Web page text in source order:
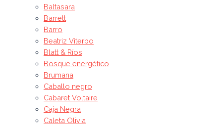
Baltasara
Barrett
Barro
Beatriz Viterbo
Blatt & Ríos
Bosque energético
Brumana
Caballo negro
Cabaret Voltaire
Caja Negra
Caleta Olivia